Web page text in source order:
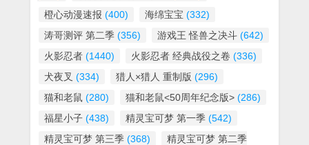
橙心动漫速报 (400) 海绵宝宝 (332)
涛哥测评 第二季 (356) 游戏王 怪兽之决斗 (642)
火影忍者 (1440) 火影忍者 经典战役之卷 (336)
犬夜叉 (334) 猎人×猎人 重制版 (296)
猫和老鼠 (280) 猫和老鼠<50周年纪念版> (286)
福星小子 (438) 精灵宝可梦 第一季 (542)
精灵宝可梦 第三季 (368)
精灵宝可梦 第二季